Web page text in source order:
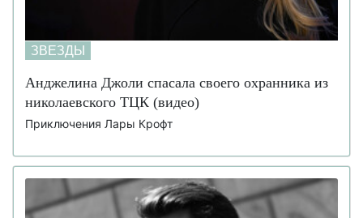
ЗВЕЗДЫ
Анджелина Джоли спасала своего охранника из
николаевского ТЦК (видео)
Приключения Лары Крофт